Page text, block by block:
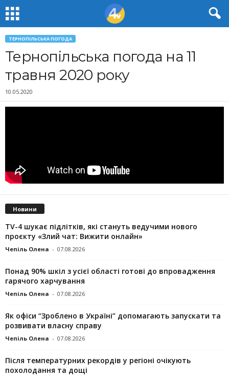
ТЕРНОПІЛЬСЬКА ПОГОДА
Тернопільська погода на 11
травня 2020 року
10.05.2020
Новини
TV-4 шукає підлітків, які стануть ведучими нового
проєкту «Злий чат: Вижити онлайн»
Чепіль Олена - 07.08.2026
Понад 90% шкіл з усієї області готові до впровадження
гарячого харчування
Чепіль Олена - 07.08.2026
Як офіси “Зроблено в Україні” допомагають запускaти та
розвивати власну справу
Чепіль Олена - 07.08.2026
Після температурних рекордів у регіоні очікують
похолодання та дощі